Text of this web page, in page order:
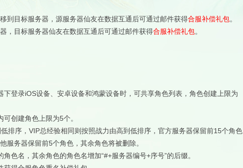
到目标服务器，源服务器仙友在数据互通后可通过邮件获得合服补偿礼包。
，目标服务器仙友在数据互通后可通过邮件获得合服补偿礼包。
登录iOS设备、安卓设备和鸿蒙设备时，可共享角色列表，角色创建上限为
可创建角色上限为5个。
排序，VIP总经验相同则按照战力由高到低排序，官方服务器保留前15个角色
服务器保留前5个角色，其余角色将被删除。
色名，其余角色的角色名增加“#+服务器编号+序号”的后缀。